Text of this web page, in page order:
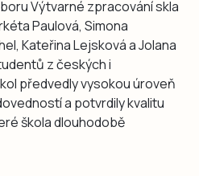
Výtvarné zpracování skla
Paulová, Simona
Kateřina Lejsková a Jolana
z českých i
předvedly vysokou úroveň
a potvrdily kvalitu
škola dlouhodobě